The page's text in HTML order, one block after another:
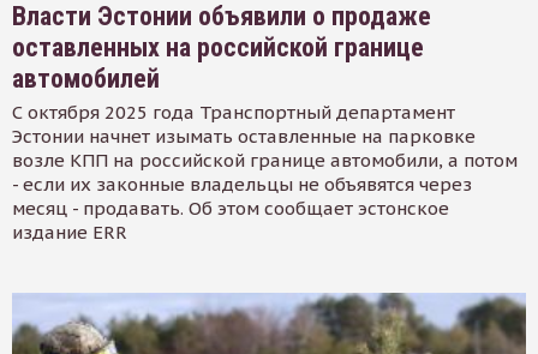
Власти Эстонии объявили о продаже
оставленных на российской границе
автомобилей
С октября 2025 года Транспортный департамент
Эстонии начнет изымать оставленные на парковке
возле КПП на российской границе автомобили, а потом
- если их законные владельцы не объявятся через
месяц - продавать. Об этом сообщает эстонское
издание ERR